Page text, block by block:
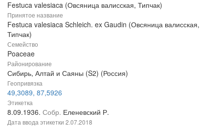
Festuca valesiaca (Овсяница валисская, Типчак)
Принятое название
Festuca valesiaca Schleich. ex Gaudin (Овсяница валисская,
Типчак)
Семейство
Poaceae
Районирование
Сибирь, Алтай и Саяны (S2) (Россия)
Геопривязка
49,3089, 87,5926
Этикетка
8.09.1936. Собр. Еленевский Р.
Дата ввода этикетки 2.07.2018